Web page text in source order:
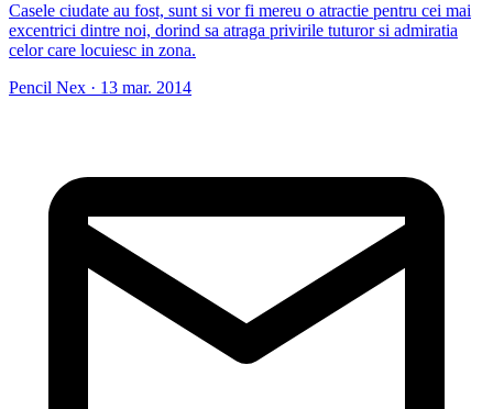
Casele ciudate au fost, sunt si vor fi mereu o atractie pentru cei mai
excentrici dintre noi, dorind sa atraga privirile tuturor si admiratia
celor care locuiesc in zona.
Pencil Nex · 13 mar. 2014